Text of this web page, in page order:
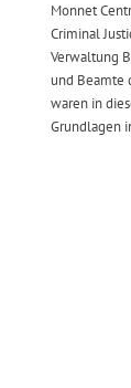
Monnet
Criminal
Verwaltung
und Beamte
waren in
Grundlagen